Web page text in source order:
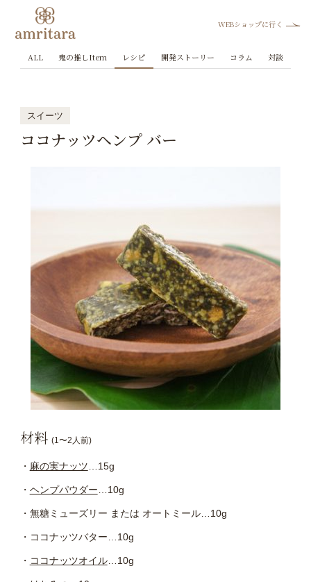
WEBショップに行く
ALL 鬼の推しItem レシピ 開発ストーリー コラム 対談
スイーツ
ココナッツヘンプ バー
材料 (1〜2人前)
麻の実ナッツ …15g
ヘンプパウダー …10g
無糖ミューズリー または オートミール…10g
ココナッツバター…10g
ココナッツオイル…10g